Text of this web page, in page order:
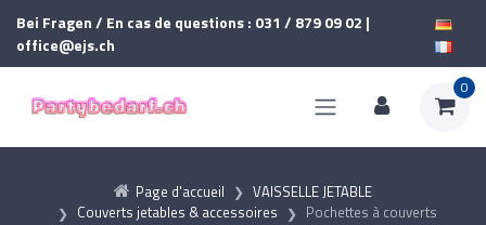
Bei Fragen / En cas de questions : 031 / 879 09 02 |
office@ejs.ch
0
Page d'accueil
VAISSELLE JETABLE
Couverts jetables & accessoires
Pochettes à couverts